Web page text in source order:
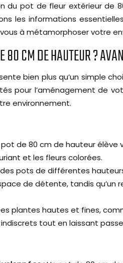
pot de fleur extérieur de
les informations
à métamorphoser votre
80 CM DE HAUTEUR ?
bien plus qu’un simple
pour l’aménagement de
environnement.
pot de 80 cm de hauteur élève
et les fleurs colorées.
pots de différentes
de détente, tandis
plantes hautes et fines,
tout en laissant